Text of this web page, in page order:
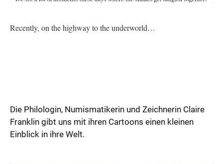
Recently, on the highway to the underworld…
Die Philologin, Numismatikerin und Zeichnerin Claire
Franklin gibt uns mit ihren Cartoons einen kleinen
Einblick in ihre Welt.